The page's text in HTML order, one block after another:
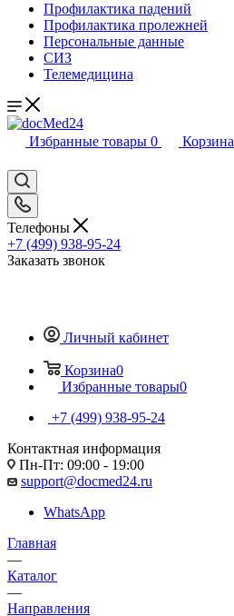
Профилактика падений
Профилактика пролежней
Персональные данные
СИЗ
Телемедицина
Избранные товары 0 Корзина
Телефоны
+7 (499) 938-95-24
Заказать звонок
Личный кабинет
Корзина0
Избранные товары0
+7 (499) 938-95-24
Контактная информация
Пн-Пт: 09:00 - 19:00
support@docmed24.ru
WhatsApp
Главная
—
Каталог
—
Направления